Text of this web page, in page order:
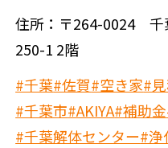
住所：〒264-0024 千
250-1 2階
#千葉#佐賀#空き家#
#千葉市#AKIYA#補助金
#千葉解体センター#浄